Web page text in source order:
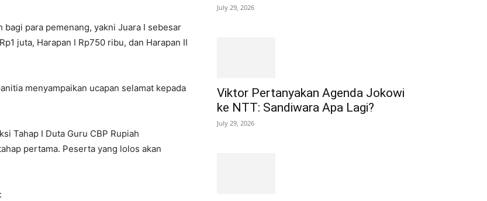
para pemenang, yakni Juara I sebesar
juta, Harapan I Rp750 ribu, dan Harapan II
menyampaikan ucapan selamat kepada
Tahap I Duta Guru CBP Rupiah
pertama. Peserta yang lolos akan
July 29, 2026
Viktor Pertanyakan Agenda Jokowi
ke NTT: Sandiwara Apa Lagi?
July 29, 2026